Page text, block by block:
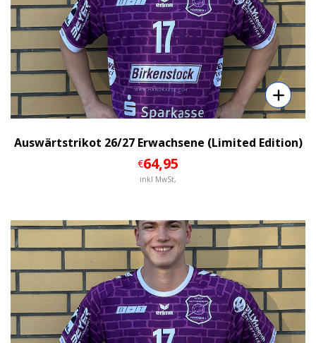
Auswärtstrikot 26/27 Erwachsene (Limited Edition)
€64,95
inkl MwSt,
Details